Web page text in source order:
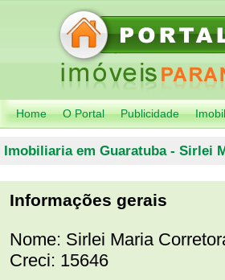
Home O Portal Publicidade
Imobiliaria em Guaratuba - Sirlei
Informações gerais
Nome: Sirlei Maria
Creci: 15646